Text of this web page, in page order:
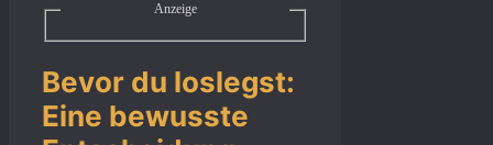
Anzeige
Bevor du loslegst:
Eine bewusste